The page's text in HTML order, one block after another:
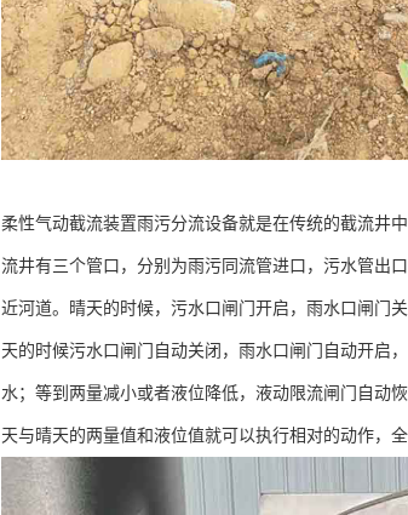
柔性气动截流装置雨污分流设备就是在传统的截流井
流井有三个管口，分别为雨污同流管进口，污水管出
近河道。晴天的时候，污水口闸门开启，雨水口闸门
天的时候污水口闸门自动关闭，雨水口闸门自动开启
水；等到两量减小或者液位降低，液动限流闸门自动
天与晴天的两量值和液位值就可以执行相对的动作，全